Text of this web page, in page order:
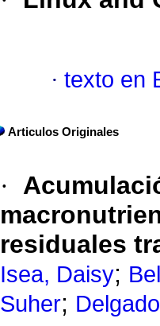
· texto en
Articulos Originales
·
residuales
Isea, Daisy;
Suher;